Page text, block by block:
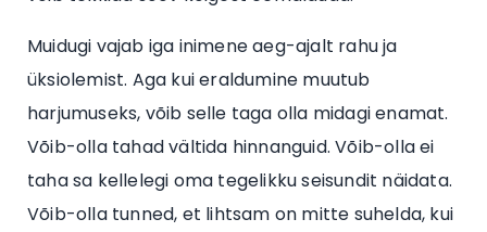
Muidugi vajab iga inimene aeg-ajalt rahu ja
üksiolemist. Aga kui eraldumine muutub
harjumuseks, võib selle taga olla midagi enamat.
Võib-olla tahad vältida hinnanguid. Võib-olla ei
taha sa kellelegi oma tegelikku seisundit näidata.
Võib-olla tunned, et lihtsam on mitte suhelda, kui